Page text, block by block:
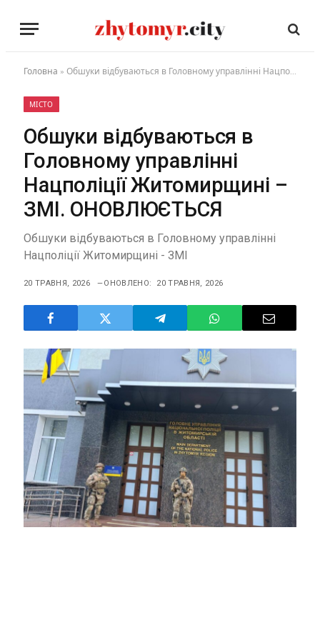
Головна » Обшуки відбуваються в Головному управлінні Нацполіції Житомирщині – ЗМІ. ОНОВЛЮЄТЬСЯ
МІСТО
Обшуки відбуваються в
Головному управлінні
Нацполіції Житомирщині –
ЗМІ. ОНОВЛЮЄТЬСЯ
Обшуки відбуваються в Головному управлінні
Нацполіції Житомирщині - ЗМІ
20 ТРАВНЯ, 2026 ОНОВЛЕНО: 20 ТРАВНЯ, 2026